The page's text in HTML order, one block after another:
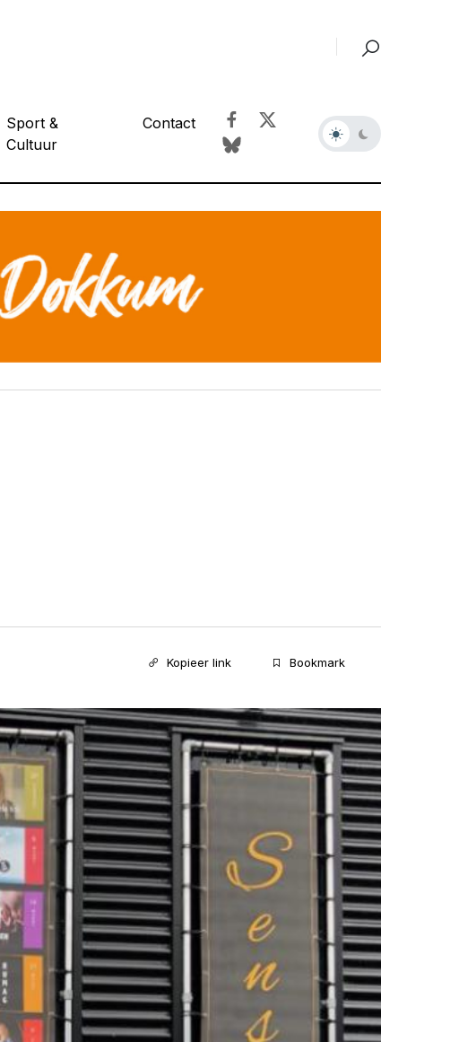
Sport &
Cultuur
Contact
Kopieer link Bookmark